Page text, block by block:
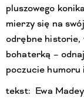
pluszowego
mierzy się na
odrębne historie,
bohaterką –
poczucie humoru
tekst: Ewa